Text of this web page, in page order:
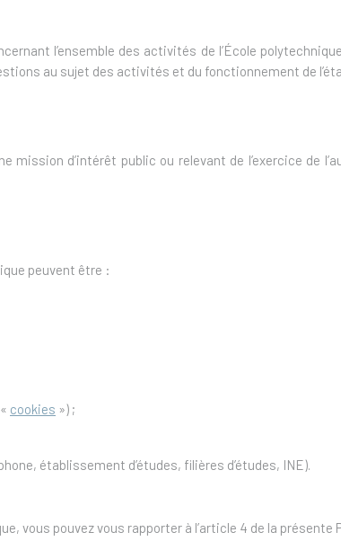
l’ensemble des activités de l’École
au sujet des activités et du fonctionnement de
mission d’intérêt public ou relevant de l’exercice de
peuvent être :
cookies ») ;
établissement d’études, filières d’études, INE).
vous pouvez vous rapporter à l’article 4 de la présente